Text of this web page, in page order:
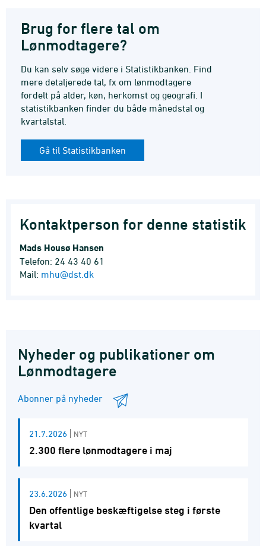
Brug for flere tal om
Lønmodtagere?
Du kan selv søge videre i Statistikbanken. Find
mere detaljerede tal, fx om lønmodtagere
fordelt på alder, køn, herkomst og geografi. I
statistikbanken finder du både månedstal og
kvartalstal.
Gå til Statistikbanken
Kontaktperson for denne statistik
Mads Housø Hansen
Telefon: 24 43 40 61
Mail: mhu@dst.dk
Nyheder og publikationer om
Lønmodtagere
Abonner på nyheder
21.7.2026 NYT
2.300 flere lønmodtagere i maj
23.6.2026 NYT
Den offentlige beskæftigelse steg i første
kvartal